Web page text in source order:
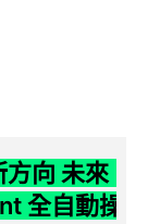
向 未來
全自動操